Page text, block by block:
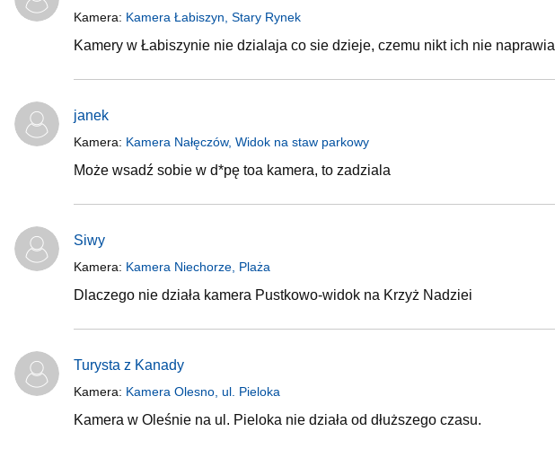
Kamera: Kamera Łabiszyn, Stary Rynek
Kamery w Łabiszynie nie dzialaja co sie dzieje, czemu nikt ich nie naprawia
janek
Kamera: Kamera Nałęczów, Widok na staw parkowy
Może wsadź sobie w d*pę toa kamera, to zadziala
Siwy
Kamera: Kamera Niechorze, Plaża
Dlaczego nie działa kamera Pustkowo-widok na Krzyż Nadziei
Turysta z Kanady
Kamera: Kamera Olesno, ul. Pieloka
Kamera w Oleśnie na ul. Pieloka nie działa od dłuższego czasu.